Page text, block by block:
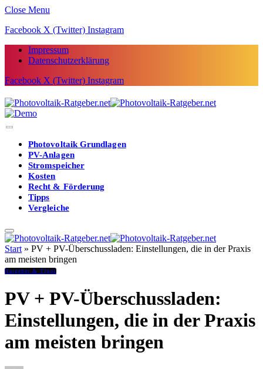
Close Menu
Facebook X (Twitter) Instagram
Impressum
Datenschutzerklärung
Facebook X (Twitter) Instagram
Photovoltaik Grundlagen
PV-Anlagen
Stromspeicher
Kosten
Recht & Förderung
Tipps
Vergleiche
Start » PV + PV-Überschussladen: Einstellungen, die in der Praxis
am meisten bringen
Ratgeber & Tipps
PV + PV-Überschussladen:
Einstellungen, die in der Praxis
am meisten bringen